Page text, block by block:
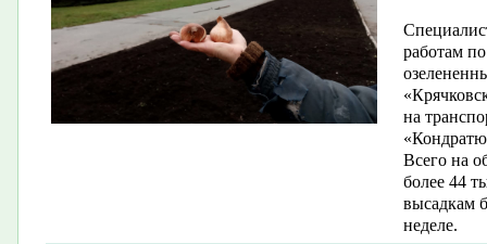
работам
на
Всего на
более 44
высадкам
неделе.